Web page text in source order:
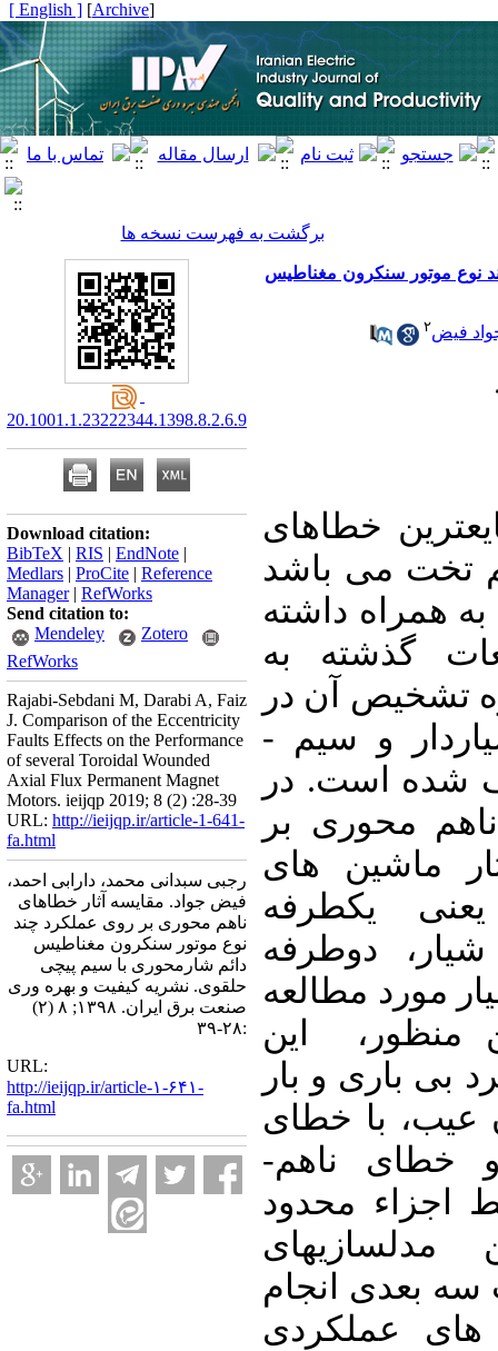
[
Archive
]
[ English ]
برگشت به فهرست نسخه ها
نوع موتور سنکرون مغناطیس
فیض۲
خطاهای
تخت می­ باشد
همراه داشته
گذشته به
تشخیص آن در
ماشین­ های با ساختار شیاردار و سیم ­
شده است. در
محوری بر
ماشین­ های
یکطرفه
دوطرفه
مورد مطالعه
منظور، این
بی­ باری و بار
عیب، با خطای
ناهم­ محوری دینامیکی و خطای ناهم­
اجزاء محدود
مدلسازی­های
سه بعدی انجام
عملکردی
20.1001.1.23222344.1398.8.2.6.9
Download citation:
BibTeX | RIS | EndNote |
Medlars | ProCite | Reference
Manager| RefWorks
Send citation to:
Mendeley
Zotero
RefWorks
Rajabi-Sebdani M, Darabi A, Faiz
J. Comparison of the Eccentricity
Faults Effects on the Performance
of several Toroidal Wounded
Axial Flux Permanent Magnet
Motors. ieijqp 2019; 8 (2) :28-39
URL: http://ieijqp.ir/article-1-641-
fa.html
رجبی سبدانی محمد، دارابی احمد،
فیض جواد. مقایسه آثار خطاهای
ناهم محوری بر روی عملکرد چند
نوع موتور سنکرون مغناطیس
دائم شارمحوری با سیم پیچی
حلقوی. نشریه کیفیت و بهره وری
صنعت برق ایران. ۱۳۹۸; ۸ (۲)
:۲۸-۳۹
URL:
http://ieijqp.ir/article-۱-۶۴۱-
fa.html